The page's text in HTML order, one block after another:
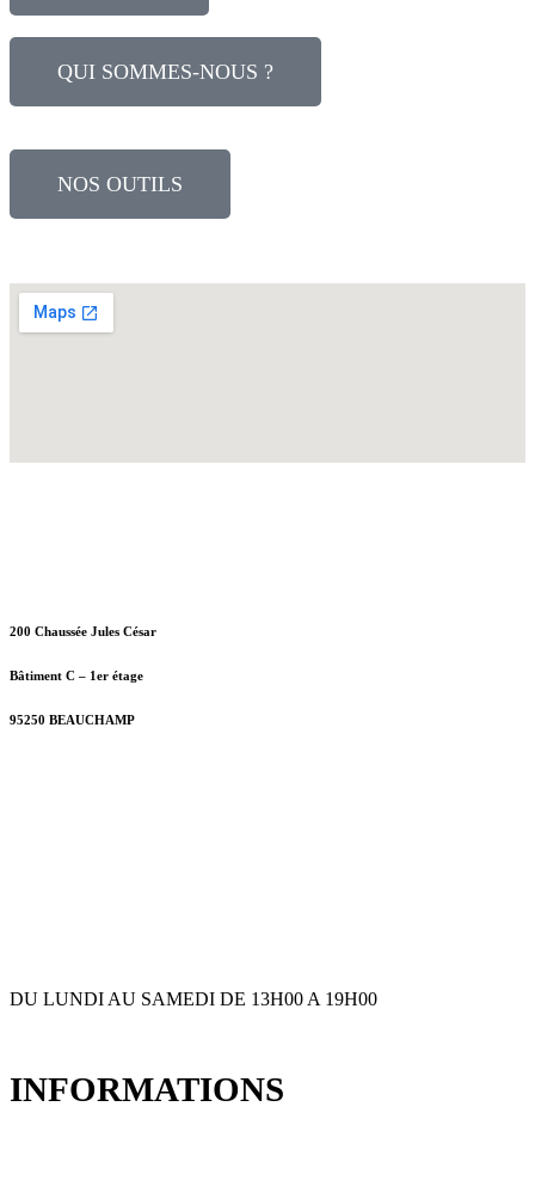
QUI SOMMES-NOUS ?
NOS OUTILS
200 Chaussée Jules César
Bâtiment C – 1er étage
95250 BEAUCHAMP
DU LUNDI AU SAMEDI DE 13H00 A 19H00
INFORMATIONS